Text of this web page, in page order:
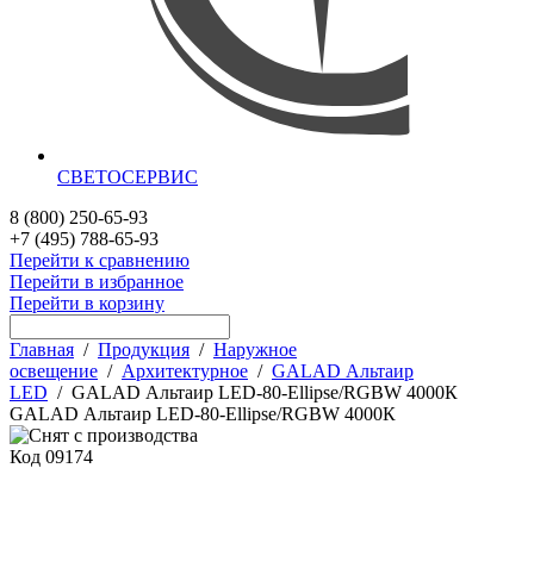
СВЕТОСЕРВИС
8 (800) 250-65-93
+7 (495) 788-65-93
Перейти к сравнению
Перейти в избранное
Перейти в корзину
Главная / Продукция / Наружное
освещение / Архитектурное / GALAD Альтаир
LED / GALAD Альтаир LED-80-Ellipse/RGBW 4000К
GALAD Альтаир LED-80-Ellipse/RGBW 4000К
Код 09174